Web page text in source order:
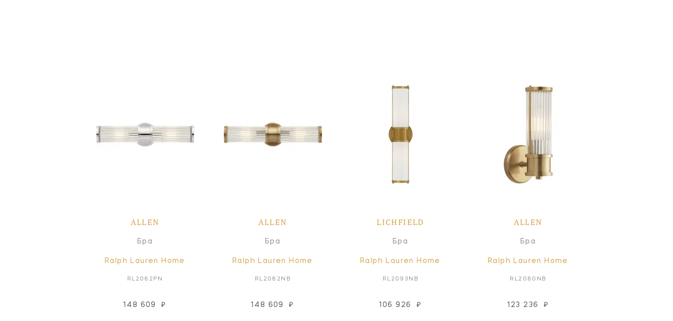
ALLEN
Бра
Ralph Lauren Home
RL2082PN
148 609 ₽
ALLEN
Бра
Ralph Lauren Home
RL2082NB
148 609 ₽
LICHFIELD
Бра
Ralph Lauren Home
RL2093NB
106 926 ₽
ALLEN
Бра
Ralph Lauren Home
RL2080NB
123 236 ₽